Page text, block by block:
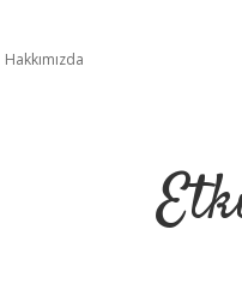
Hakkımızda